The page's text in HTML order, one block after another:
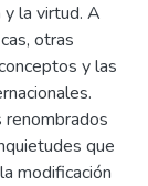
y la virtud. A
otras
y las
que
modificación